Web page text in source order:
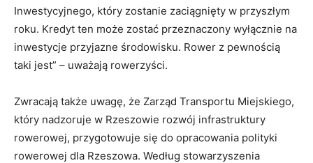
Inwestycyjnego, który zostanie zaciągnięty w przyszłym
roku. Kredyt ten może zostać przeznaczony wyłącznie na
inwestycje przyjazne środowisku. Rower z pewnością
taki jest” – uważają rowerzyści.
Zwracają także uwagę, że Zarząd Transportu Miejskiego,
który nadzoruje w Rzeszowie rozwój infrastruktury
rowerowej, przygotowuje się do opracowania polityki
rowerowej dla Rzeszowa. Według stowarzyszenia